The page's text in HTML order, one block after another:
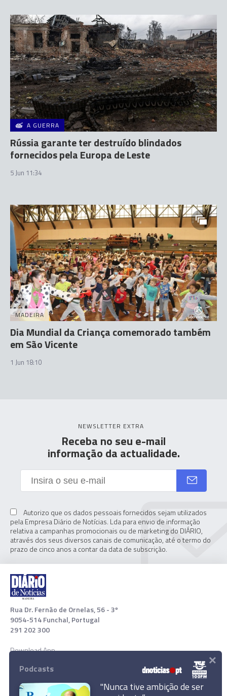
A GUERRA
Rússia garante ter destruído blindados
fornecidos pela Europa de Leste
5 Jun 11:34
MADEIRA
Dia Mundial da Criança comemorado também
em São Vicente
1 Jun 18:10
NEWSLETTER EXTRA
Receba no seu e-mail
informação da actualidade.
Autorizo que os dados pessoais fornecidos sejam utilizados
pela Empresa Diário de Notícias. Lda para envio de informação
relativa a campanhas promocionais ou de marketing do DIÁRIO,
através dos seus diversos canais de comunicação, até o termo do
prazo de cinco anos a contar da data de subscrição.
Rua Dr. Fernão de Ornelas, 56 - 3º
9054-514 Funchal, Portugal
291 202 300
Download App
Podcasts
"Nunca tive ambição de ser
×